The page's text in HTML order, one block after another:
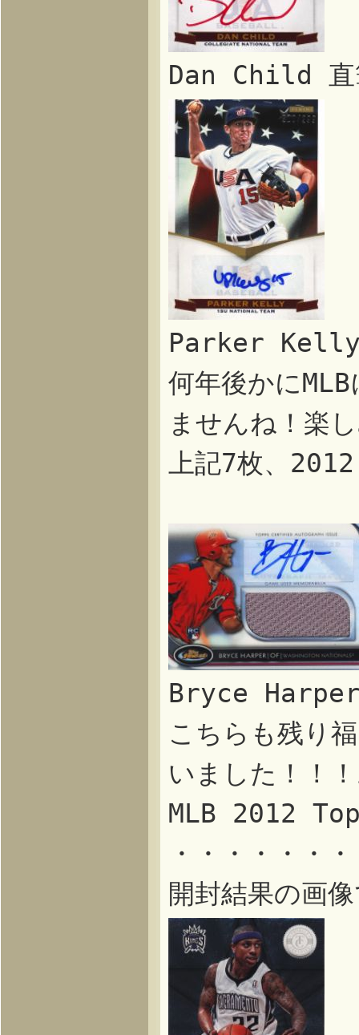
Dan Child 直
Parker Kelly
何年後かに
ませんね！楽
上記7枚、
Bryce Harper
こちらも残り
いました！！
MLB 2012
・・・・・・
開封結果の画